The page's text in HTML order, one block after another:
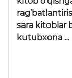
sara kitoblar
kutubxona …